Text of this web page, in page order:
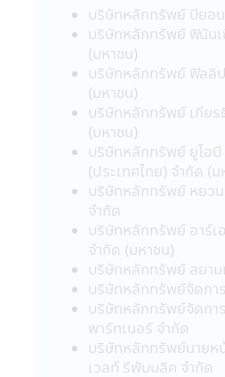
หรือไม่สามารถขอคืนภาษี
เกิดขึ้นตลอดจนผู้ลงทุนจะต้
ทางภาษีที่เคยได้รับภายในก
หรือ อาจจะต้องชำระเงิน
ประมวลรัษฎากร อนึ่ง ผู้ลง
เอกสารการลงทุนในกอง
เพื่อพิสูจน์ว่าท่านได้ปฏิบัติต
ลงทุนที่กำหนดดังกล่าวอย่า
ประโยชน์ในการยืนยันสิทธิป
ของท่านหากถูกเรียกถามใ
ลงทุนควรขอรับ และศึกษา
ชวน และคู่มือการลงทุนให้
รายละเอียดเพิ่มเติมได้ที่ บ
ขายหน่วยลงทุน
• กรณีกองทุนรวมที่มีการ
ประเทศ และไม่ได้ป้องกันค
แลกเปลี่ยนทั้งจำนวน ผู้ลงทุ
หรือได้รับกำไรจากอัตราแ
เงินคืนต่ำกว่าเงินลงทุนเริ่มแ
บริษัทหลักทรัพย์ บียอ
บริษัทหลักทรัพย์ ฟินันเ
(มหาชน)
บริษัทหลักทรัพย์ ฟิลลิป
(มหาชน)
บริษัทหลักทรัพย์ เกียร
(มหาชน)
บริษัทหลักทรัพย์ ยูโอบี
(ประเทศไทย) จำกัด (ม
บริษัทหลักทรัพย์ หยวน
จำกัด
บริษัทหลักทรัพย์ อาร์เ
จำกัด (มหาชน)
บริษัทหลักทรัพย์ สยาม
บริษัทหลักทรัพย์จัดกา
บริษัทหลักทรัพย์จัดกา
พาร์ทเนอร์ จำกัด
บริษัทหลักทรัพย์นายห
เวลท์ รีพับบลิค จำกัด